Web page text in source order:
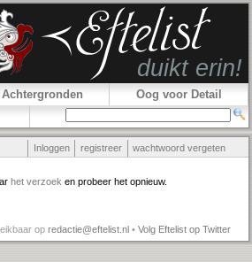
Achtergronden
Oog voor Detail
Inloggen registreer wachtwoord vergeten
het verzoek en probeer het opnieuw.
op redactie@eftelist.nl • Volg Eftelist op Twitter